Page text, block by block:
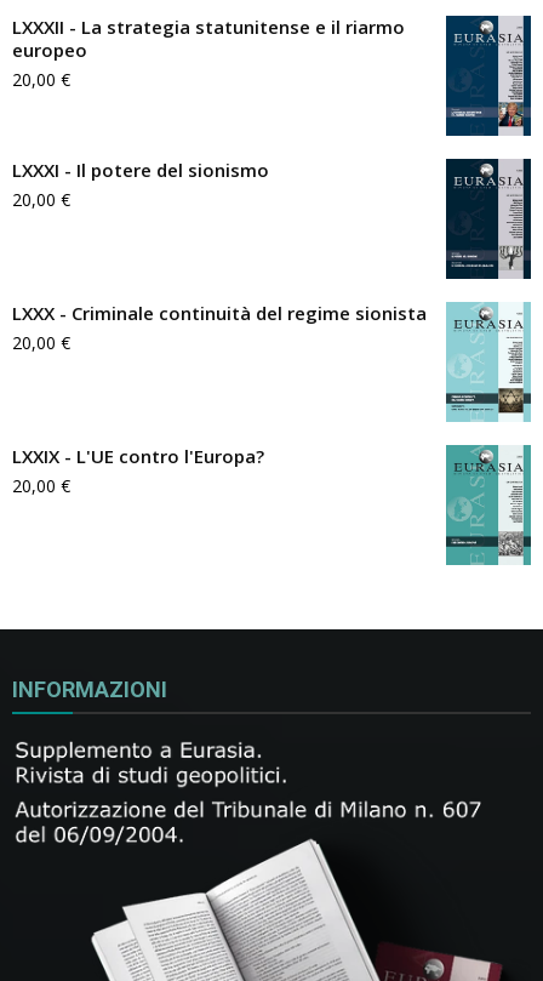
LXXXII - La strategia statunitense e il riarmo
europeo
20,00 €
LXXXI - Il potere del sionismo
20,00 €
LXXX - Criminale continuità del regime sionista
20,00 €
LXXIX - L'UE contro l'Europa?
20,00 €
INFORMAZIONI